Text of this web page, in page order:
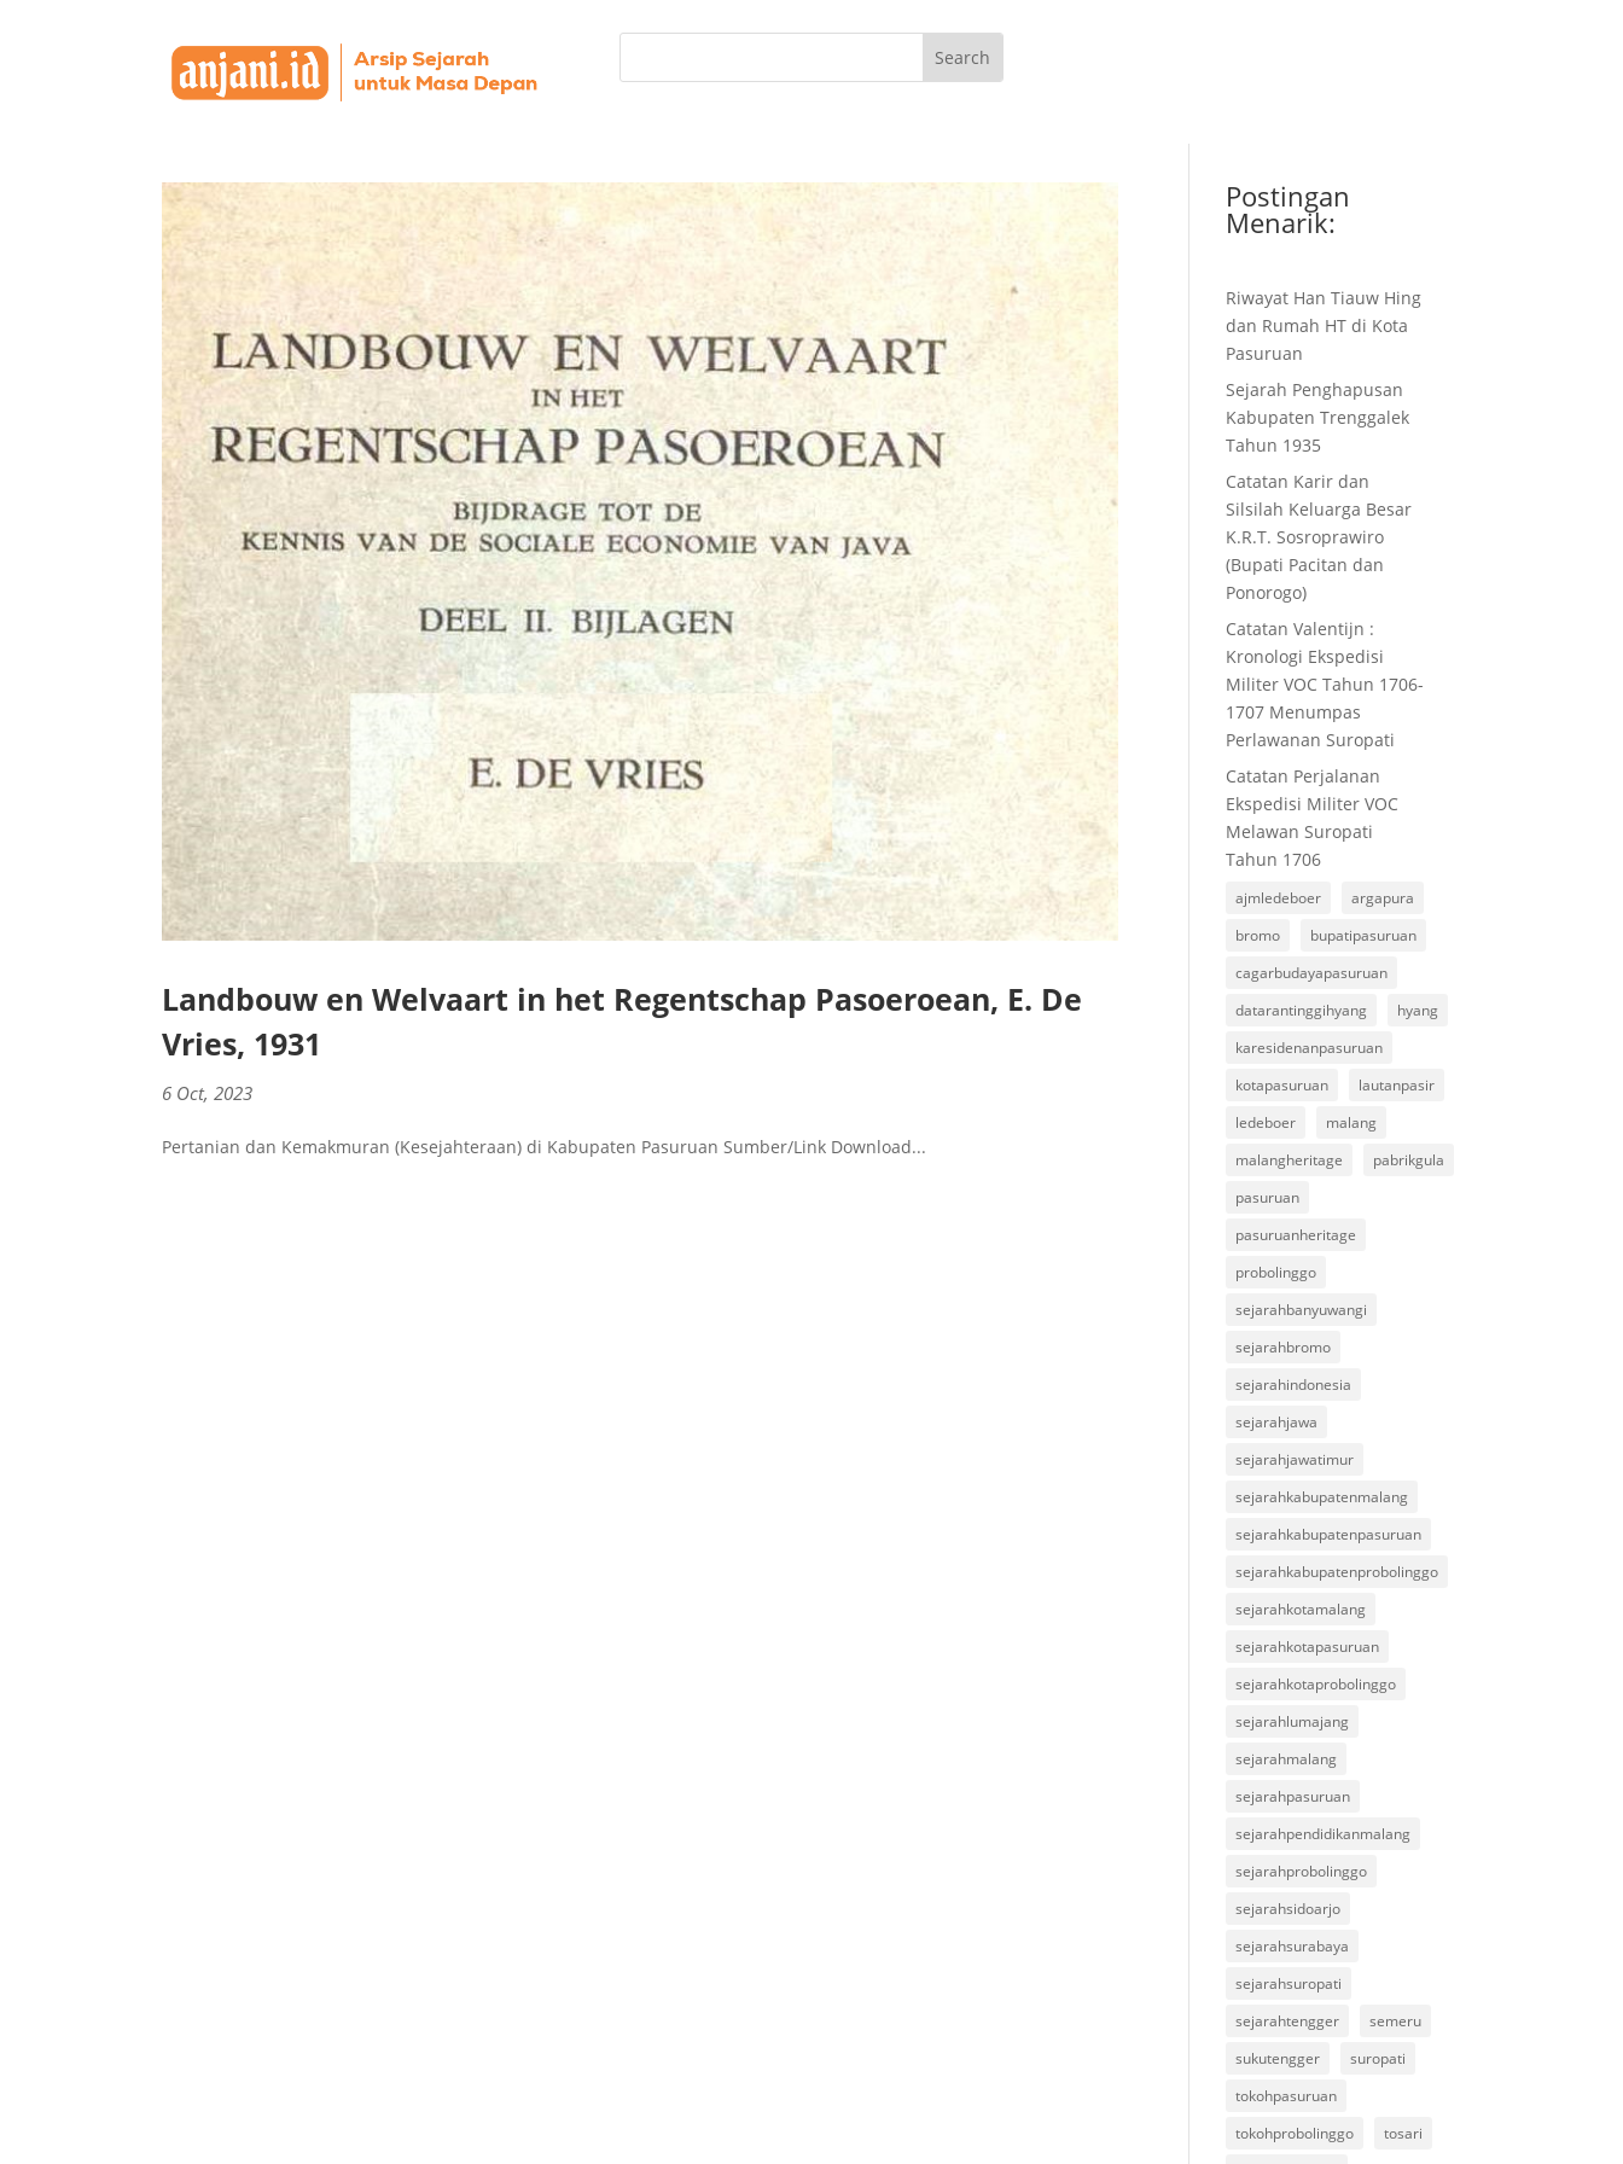
Landbouw en Welvaart in het Regentschap Pasoeroean, E. De
Vries, 1931
6 Oct, 2023
Pertanian dan Kemakmuran (Kesejahteraan) di Kabupaten Pasuruan Sumber/Link Download...
Postingan
Menarik:
Riwayat Han Tiauw Hing
dan Rumah HT di Kota
Pasuruan
Sejarah Penghapusan
Kabupaten Trenggalek
Tahun 1935
Catatan Karir dan
Silsilah Keluarga Besar
K.R.T. Sosroprawiro
(Bupati Pacitan dan
Ponorogo)
Catatan Valentijn :
Kronologi Ekspedisi
Militer VOC Tahun 1706-
1707 Menumpas
Perlawanan Suropati
Catatan Perjalanan
Ekspedisi Militer VOC
Melawan Suropati
Tahun 1706
ajmledeboer
argapura
bromo
bupatipasuruan
cagarbudayapasuruan
datarantinggihyang
hyang
karesidenanpasuruan
kotapasuruan
lautanpasir
ledeboer
malang
malangheritage
pabrikgula
pasuruan
pasuruanheritage
probolinggo
sejarahbanyuwangi
sejarahbromo
sejarahindonesia
sejarahjawa
sejarahjawatimur
sejarahkabupatenmalang
sejarahkabupatenpasuruan
sejarahkabupatenprobolinggo
sejarahkotamalang
sejarahkotapasuruan
sejarahkotaprobolinggo
sejarahlumajang
sejarahmalang
sejarahpasuruan
sejarahpendidikanmalang
sejarahprobolinggo
sejarahsidoarjo
sejarahsurabaya
sejarahsuropati
sejarahtengger
semeru
sukutengger
suropati
tokohpasuruan
tokohprobolinggo
tosari